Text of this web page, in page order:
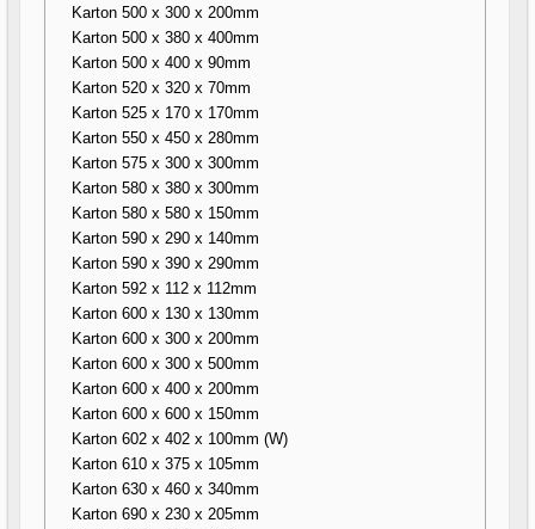
Karton 500 x 300 x 200mm
Karton 500 x 380 x 400mm
Karton 500 x 400 x 90mm
Karton 520 x 320 x 70mm
Karton 525 x 170 x 170mm
Karton 550 x 450 x 280mm
Karton 575 x 300 x 300mm
Karton 580 x 380 x 300mm
Karton 580 x 580 x 150mm
Karton 590 x 290 x 140mm
Karton 590 x 390 x 290mm
Karton 592 x 112 x 112mm
Karton 600 x 130 x 130mm
Karton 600 x 300 x 200mm
Karton 600 x 300 x 500mm
Karton 600 x 400 x 200mm
Karton 600 x 600 x 150mm
Karton 602 x 402 x 100mm (W)
Karton 610 x 375 x 105mm
Karton 630 x 460 x 340mm
Karton 690 x 230 x 205mm